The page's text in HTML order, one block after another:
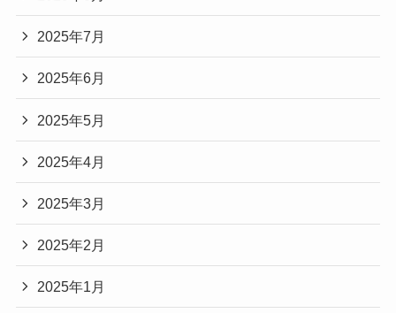
2025年7月
2025年6月
2025年5月
2025年4月
2025年3月
2025年2月
2025年1月